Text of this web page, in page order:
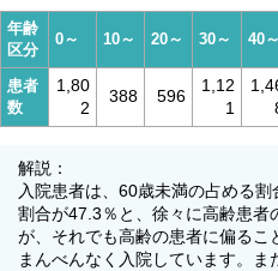
年齢
区分
0～ 10～ 20～ 30～ 40～
患者
数
1,80
2
388 596
1,12
1
解説：
入院患者は、60歳未満の占める
割合が47.3％と、徐々に高齢患者
が、それでも高齢の患者に偏る
まんべんなく入院しています。